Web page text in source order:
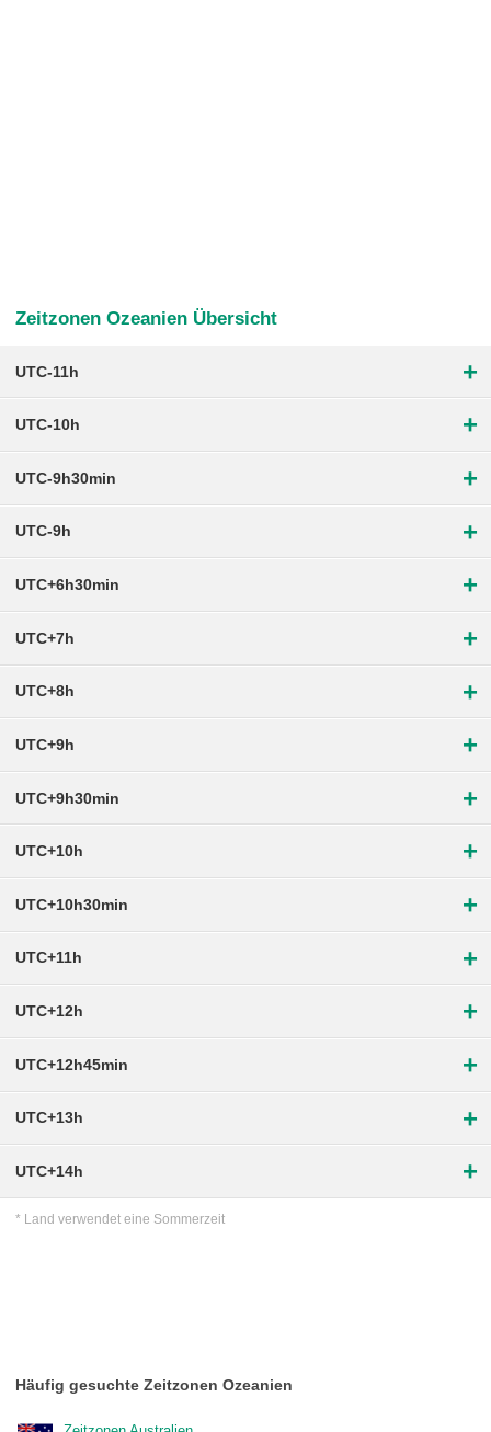
Zeitzonen Ozeanien Übersicht
UTC-11h +
UTC-10h +
UTC-9h30min +
UTC-9h +
UTC+6h30min +
UTC+7h +
UTC+8h +
UTC+9h +
UTC+9h30min +
UTC+10h +
UTC+10h30min +
UTC+11h +
UTC+12h +
UTC+12h45min +
UTC+13h +
UTC+14h +
* Land verwendet eine Sommerzeit
Häufig gesuchte Zeitzonen Ozeanien